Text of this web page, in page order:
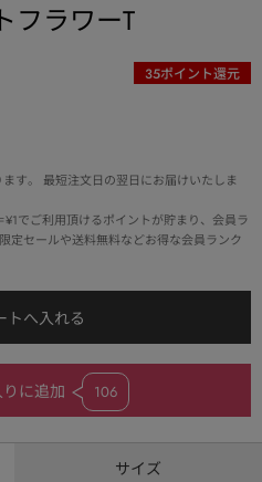
フラワーT
35ポイント還元
す。 最短注文日の翌日にお届けいたしま
でご利用頂けるポイントが貯まり、会員ラ
定セールや送料無料などお得な会員ランク
に追加 106
サイズ